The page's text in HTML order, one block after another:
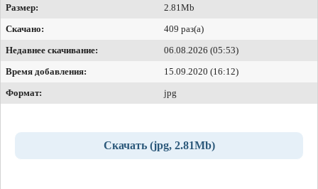
Размер:
2.81Mb
Скачано:
409 раз(а)
Недавнее скачивание:
06.08.2026 (05:53)
Время добавления:
15.09.2020 (16:12)
Формат:
jpg
Скачать (jpg, 2.81Mb)